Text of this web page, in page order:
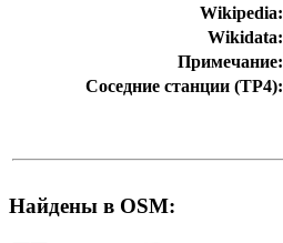
Wikipedia:
Wikidata:
Примечание:
Соседние станции (ТР4):
Найдены в OSM: